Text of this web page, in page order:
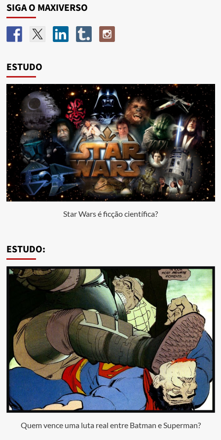
SIGA O MAXIVERSO
ESTUDO
Star Wars é ficção científica?
ESTUDO:
Quem vence uma luta real entre Batman e Superman?